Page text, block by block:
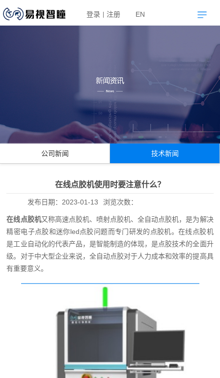
登录 注册 EN
公司新闻 技术新闻
在线点胶机使用时要注意什么？
发布日期： 2023-01-13 浏览次数：
在线点胶机又称高速点胶机、喷射点胶机、全自动点胶机，是为解决
精密电子点胶和迷你led点胶问题而专门研发的点胶机。在线点胶机
是工业自动化的代表产品，是智能制造的体现，是点胶技术的全面升
级。对于中大型企业来说，全自动点胶对于人力成本和效率的提高具
有重要意义。